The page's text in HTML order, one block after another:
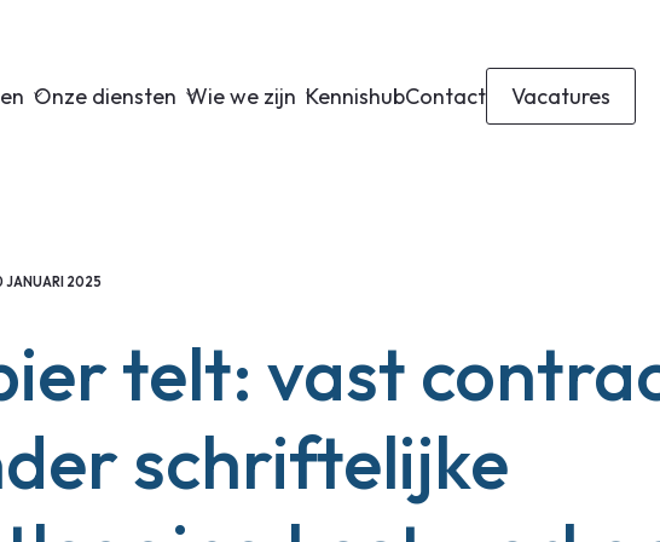
Onze diensten Wie we zijn KennishubContact Vacatures
JANUARI 2025
telt: vast
schriftelijke